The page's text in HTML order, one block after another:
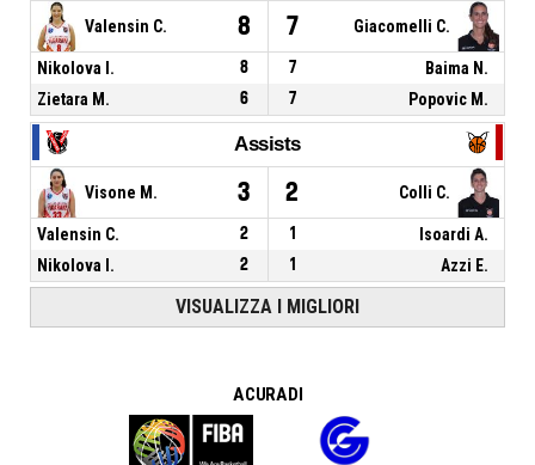
Valensin C. 8 7 Giacomelli C.
Nikolova I. 8 7
Baima N.
Zietara M.
6 7 Popovic M.
Assists
Visone M. 3 2 Colli C.
Valensin C. 2 1
Isoardi A.
Nikolova I.
2 1 Azzi E.
VISUALIZZA I MIGLIORI
A CURA DI